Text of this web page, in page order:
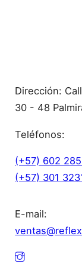
Dirección:
30 - 48
Teléfonos:
(+57) 602
(+57) 301
E-mail: